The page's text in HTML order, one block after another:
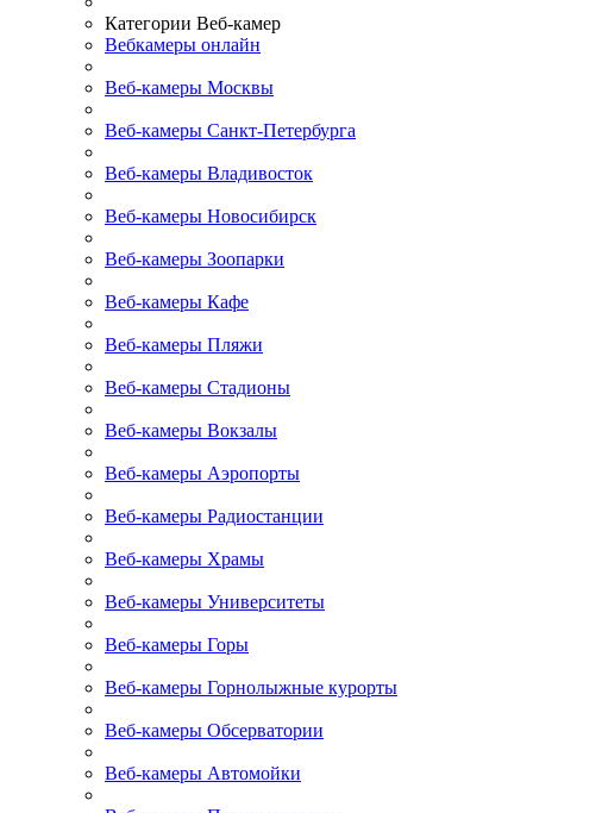
Категории Веб-камер
Вебкамеры онлайн
Веб-камеры Москвы
Веб-камеры Санкт-Петербурга
Веб-камеры Владивосток
Веб-камеры Новосибирск
Веб-камеры Зоопарки
Веб-камеры Кафе
Веб-камеры Пляжи
Веб-камеры Стадионы
Веб-камеры Вокзалы
Веб-камеры Аэропорты
Веб-камеры Радиостанции
Веб-камеры Храмы
Веб-камеры Университеты
Веб-камеры Горы
Веб-камеры Горнолыжные курорты
Веб-камеры Обсерватории
Веб-камеры Автомойки